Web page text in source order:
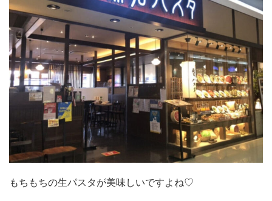
もちもちの生パスタが美味しいですよね♡